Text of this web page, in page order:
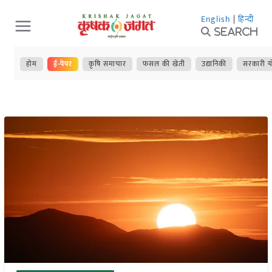
Skip
to
content
English | हिन्दी
Search
होम ई-पेपर कृषि समाचार फसल की खेती उद्यानिकी सरकारी